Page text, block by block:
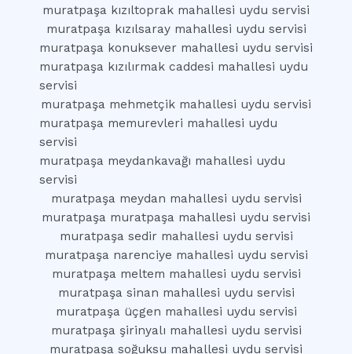
muratpaşa kızıltoprak mahallesi uydu servisi
muratpaşa kızılsaray mahallesi uydu servisi
muratpaşa konuksever mahallesi uydu servisi
muratpaşa kızılırmak caddesi mahallesi uydu
servisi
muratpaşa mehmetçik mahallesi uydu servisi
muratpaşa memurevleri mahallesi uydu
servisi
muratpaşa meydankavağı mahallesi uydu
servisi
muratpaşa meydan mahallesi uydu servisi
muratpaşa muratpaşa mahallesi uydu servisi
muratpaşa sedir mahallesi uydu servisi
muratpaşa narenciye mahallesi uydu servisi
muratpaşa meltem mahallesi uydu servisi
muratpaşa sinan mahallesi uydu servisi
muratpaşa üçgen mahallesi uydu servisi
muratpaşa şirinyalı mahallesi uydu servisi
muratpaşa soğuksu mahallesi uydu servisi